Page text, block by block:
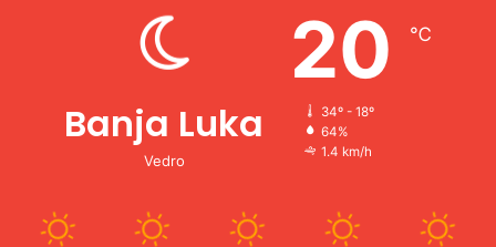
Banja Luka
Vedro
20 ℃
34º - 18º
64%
1.4 km/h